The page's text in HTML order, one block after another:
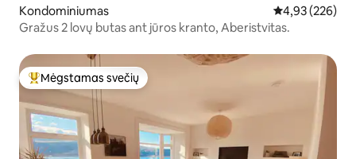
Kondominiumas Vidutinis
4,93 (226)
Gražus 2 lovų butas ant jūros kranto, Aberistvitas.
Svečių mėgstamiausias
Mėgstamas svečių